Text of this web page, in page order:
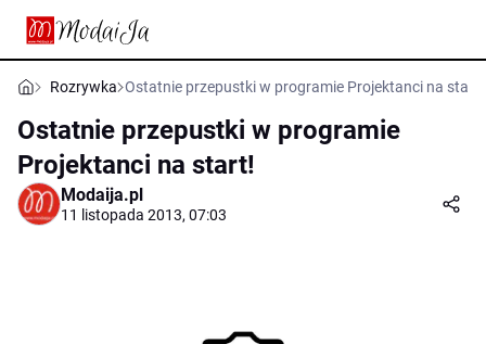
Rozrywka Ostatnie przepustki w programie Projektanci na start!
Ostatnie przepustki w programie
Projektanci na start!
Modaija.pl
11 listopada 2013, 07:03